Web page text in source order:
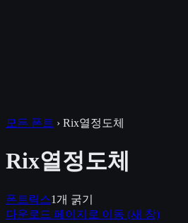
모든 폰트 › Rix열정도체
Rix열정도체
폰트릭스1 개 굵기
다운로드 페이지로 이동 (새 창)